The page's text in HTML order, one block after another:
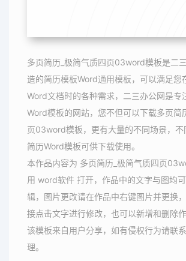
多页简历_极简气质四页03word模板是二
造的简历模板Word通用模板，可以满足您
Word文档时的各种需求，二三办公网是专
Word模板的网站，您不但可以下载多页简
页03word模板，更有大量的不同场景，不
简历Word模板可供下载使用。
本作品内容为 多页简历_极简气质四页
用 word软件 打开，作品中的文字与图均
辑，图片更改请在作品中右键图片并更换
接点击文字进行修改，也可以新增和删除作
该模板来自用户分享，如有侵权行为请联
理。